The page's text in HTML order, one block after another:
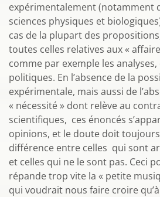
expérimentalement (notamment
sciences physiques et
cas de la plupart des
toutes celles relatives aux «
comme par exemple les
politiques. En l’absence de la
expérimentale, mais aussi de
« nécessité » dont relève au
scientifiques, ces énoncés
opinions, et le doute doit
différence entre celles qui sont
et celles qui ne le sont pas. Ceci
répande trop vite la « petite
qui voudrait nous faire croire